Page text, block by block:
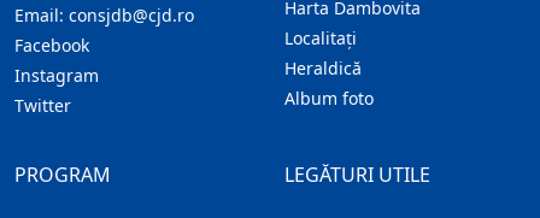
Email: consjdb@cjd.ro
Facebook
Instagram
Twitter
Harta Dambovita
Localitaţi
Heraldică
Album foto
LEGĂTURI UTILE
PROGRAM